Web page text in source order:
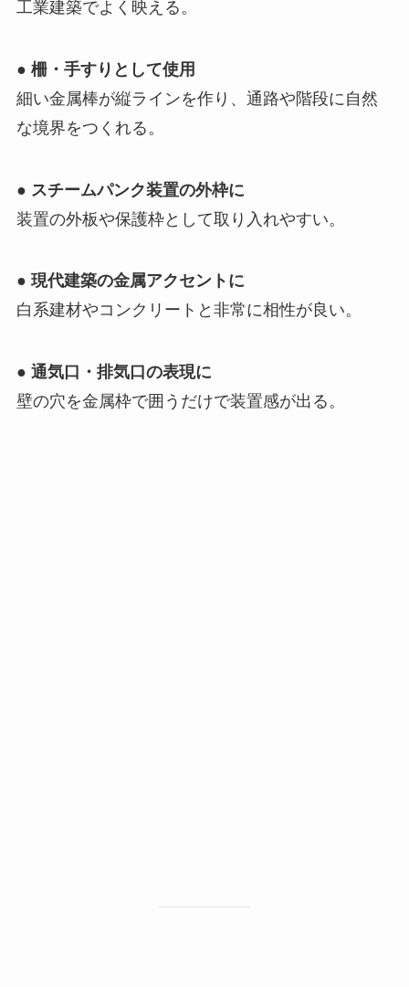
工業建築でよく映える。
● 柵・手すりとして使用
細い金属棒が縦ラインを作り、通路や階段に自然
な境界をつくれる。
● スチームパンク装置の外枠に
装置の外板や保護枠として取り入れやすい。
● 現代建築の金属アクセントに
白系建材やコンクリートと非常に相性が良い。
● 通気口・排気口の表現に
壁の穴を金属枠で囲うだけで装置感が出る。